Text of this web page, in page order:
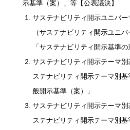
示基準（案）」等【公表議決】
サステナビリティ開示ユニバ
（サステナビリティ開示ユニ
「サステナビリティ開示基準の
サステナビリティ開示テーマ
ステナビリティ開示テーマ別
般開示基準（案）」
サステナビリティ開示テーマ
ステナビリティ開示テーマ別